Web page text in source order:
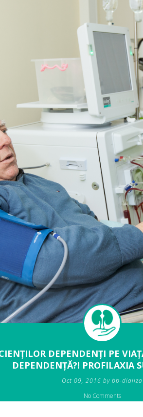
DEPENDENȚI PE
DEPENDENȚĂ?! PROFILAXIA
Oct 09, 2016 by bb-dializa
No Comments